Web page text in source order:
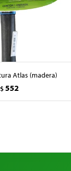
Atlas (madera)
$552